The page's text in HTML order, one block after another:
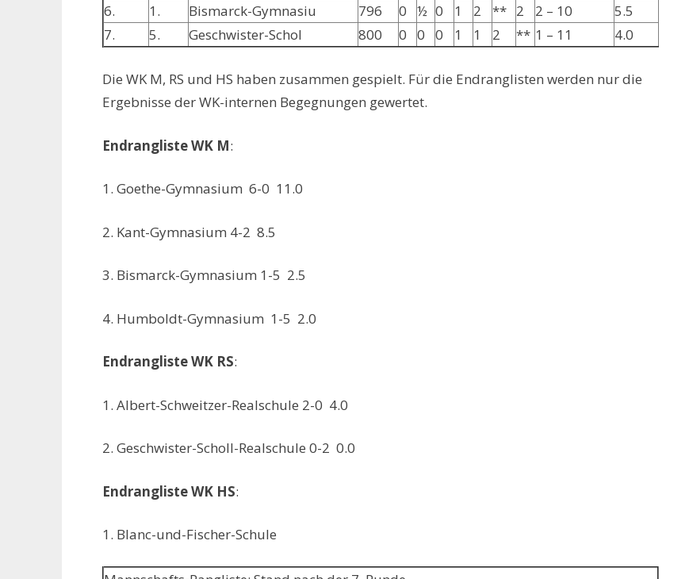
6.
1. Bismarck-Gymnasiu 796 0 ½ 0 1 2 ** 2 2 – 10
5.5
7.
5. Geschwister-Schol 800 0 0 0 1 1 2 ** 1 – 11 4.0
Die WK M, RS und HS haben zusammen gespielt. Für die Endranglisten werden nur die
Ergebnisse der WK-internen Begegnungen gewertet.
Endrangliste WK M:
1. Goethe-Gymnasium 6-0 11.0
2. Kant-Gymnasium 4-2 8.5
3. Bismarck-Gymnasium 1-5 2.5
4. Humboldt-Gymnasium 1-5 2.0
Endrangliste WK RS:
1. Albert-Schweitzer-Realschule 2-0 4.0
2. Geschwister-Scholl-Realschule 0-2 0.0
Endrangliste WK HS:
1. Blanc-und-Fischer-Schule